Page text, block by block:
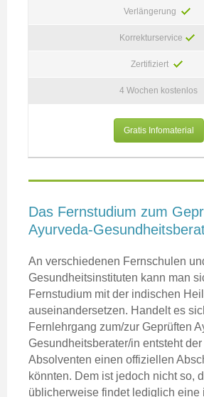
Verlängerung
Korrekturservice
Zertifiziert
4 Wochen kostenlos
Gratis Infomaterial
Das Fernstudium zum
Ayurveda-
An verschiedenen Fernschulen
Gesundheitsinstituten kann man
Fernstudium mit der indischen
auseinandersetzen. Handelt es
Fernlehrgang zum/zur Geprüften
Gesundheitsberater/in entsteht
Absolventen einen offiziellen
könnten. Dem ist jedoch nicht so,
üblicherweise findet lediglich eine